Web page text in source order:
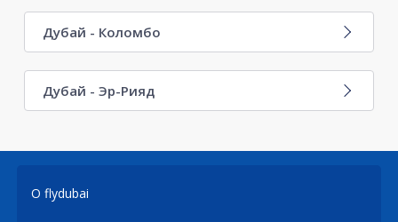
Дубай - Коломбо
Дубай - Эр-Рияд
О flydubai